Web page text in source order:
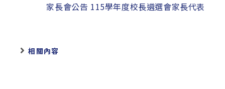
家長會公告 115學年度校長遴選會家長代表
相關內容